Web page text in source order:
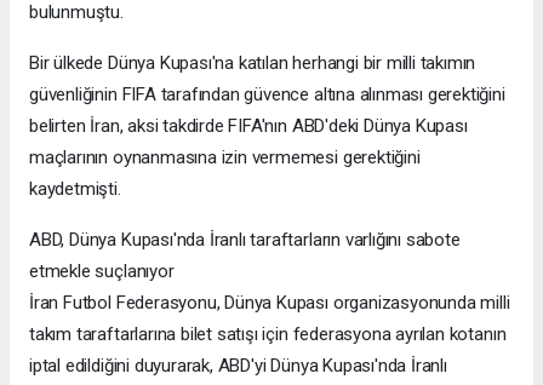
bulunmuştu.
Bir ülkede Dünya Kupası'na katılan herhangi bir milli takımın
güvenliğinin FIFA tarafından güvence altına alınması gerektiğini
belirten İran, aksi takdirde FIFA'nın ABD'deki Dünya Kupası
maçlarının oynanmasına izin vermemesi gerektiğini
kaydetmişti.
ABD, Dünya Kupası'nda İranlı taraftarların varlığını sabote
etmekle suçlanıyor
İran Futbol Federasyonu, Dünya Kupası organizasyonunda milli
takım taraftarlarına bilet satışı için federasyona ayrılan kotanın
iptal edildiğini duyurarak, ABD'yi Dünya Kupası'nda İranlı